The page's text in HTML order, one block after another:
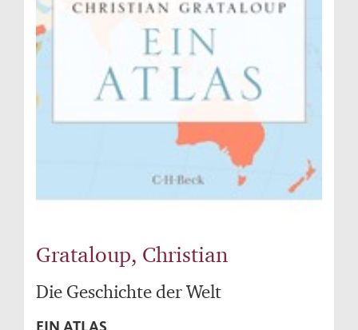
Grataloup, Christian
Die Geschichte der Welt